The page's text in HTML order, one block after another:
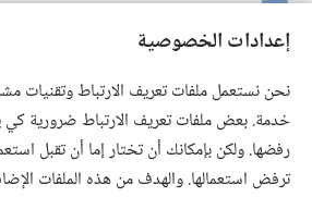
إعدادات الخصوصية
نحن نستعمل ملفات تعريف الارتباط وتقنيات
خدمة. بعض ملفات تعريف الارتباط ضرورية كي
رفضها. ولكن بإمكانك أن تختار إما أن تقبل
ترفض استعمالها. والهدف من هذه الملفات
(يفتح
نافذة
(يفتح
نافذة
جديدة) تطبيق ®
JW Library
مكتبة برج المراقبة